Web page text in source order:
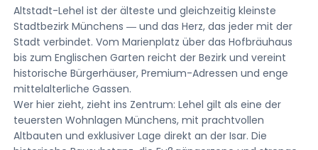
Altstadt-Lehel ist der älteste und gleichzeitig kleinste
Stadtbezirk Münchens — und das Herz, das jeder mit der
Stadt verbindet. Vom Marienplatz über das Hofbräuhaus
bis zum Englischen Garten reicht der Bezirk und vereint
historische Bürgerhäuser, Premium-Adressen und enge
mittelalterliche Gassen.
Wer hier zieht, zieht ins Zentrum: Lehel gilt als eine der
teuersten Wohnlagen Münchens, mit prachtvollen
Altbauten und exklusiver Lage direkt an der Isar. Die